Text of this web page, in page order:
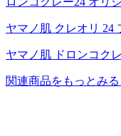
ヤマノ肌 クレオリ 24
ヤマノ肌 ドロンコク
関連商品をもっとみる